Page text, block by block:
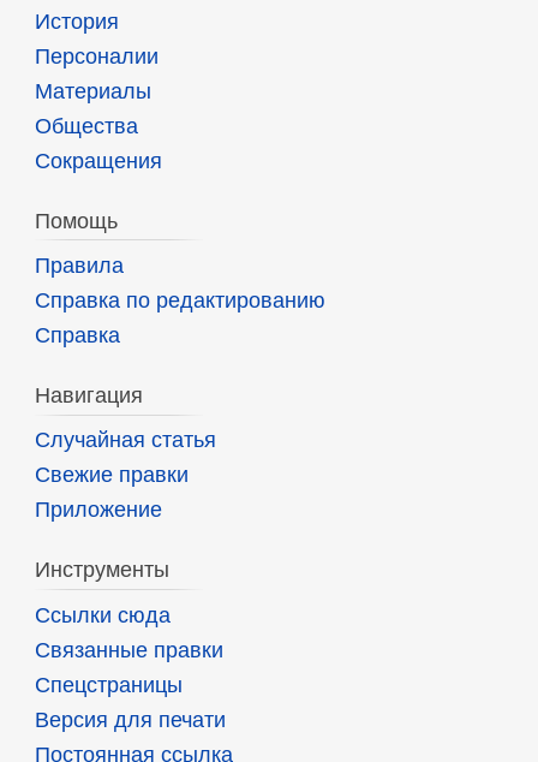
История
Персоналии
Материалы
Общества
Сокращения
Помощь
Правила
Справка по редактированию
Справка
Навигация
Случайная статья
Свежие правки
Приложение
Инструменты
Ссылки сюда
Связанные правки
Спецстраницы
Версия для печати
Постоянная ссылка